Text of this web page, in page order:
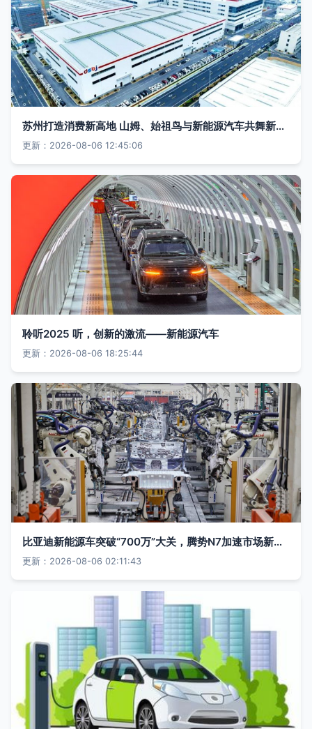
苏州打造消费新高地 山姆、始祖鸟与新能源汽车共舞新篇章
更新：2026-08-06 12:45:06
聆听2025 听，创新的激流——新能源汽车
更新：2026-08-06 18:25:44
比亚迪新能源车突破“700万”大关，腾势N7加速市场新热潮
更新：2026-08-06 02:11:43